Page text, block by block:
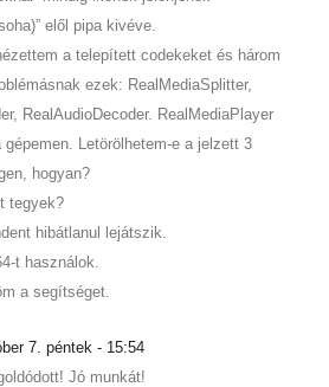
elől pipa kivéve.
a telepített codekeket és három
ezek: RealMediaSplitter,
RealAudioDecoder. RealMediaPlayer
Letörölhetem-e a jelzett 3
hogyan?
tegyek?
hibátlanul lejátszik.
t használok.
a segítséget.
7. péntek - 15:54
Jó munkát!